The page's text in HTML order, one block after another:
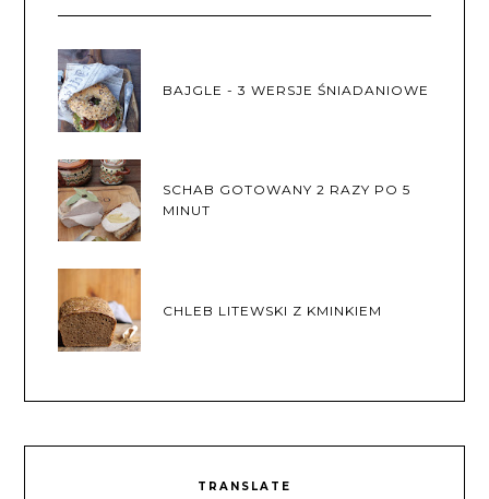
BAJGLE - 3 WERSJE ŚNIADANIOWE
SCHAB GOTOWANY 2 RAZY PO 5
MINUT
CHLEB LITEWSKI Z KMINKIEM
TRANSLATE